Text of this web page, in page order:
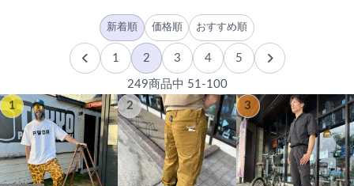
新着順 価格順 おすすめ順
1 2 3 4 5
249商品中 51-100
1
2 3